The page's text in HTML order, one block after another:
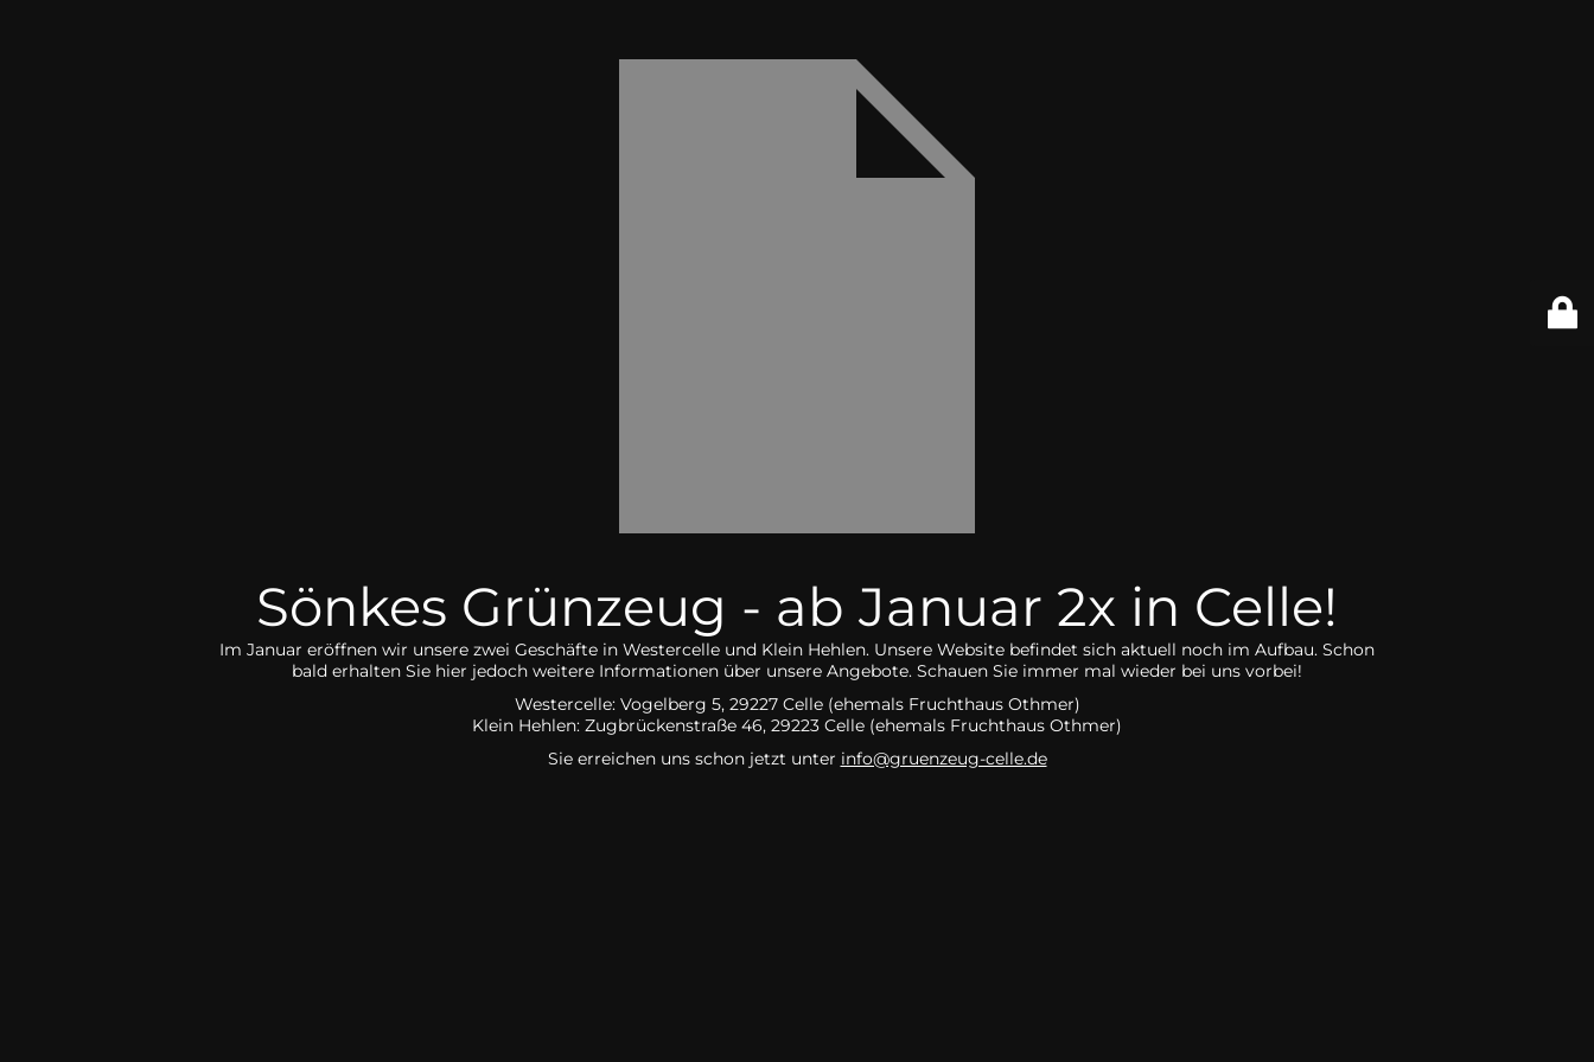
Sönkes Grünzeug - ab Januar 2x in Celle!
Im Januar eröffnen wir unsere zwei Geschäfte in Westercelle und Klein Hehlen. Unsere Website befindet sich aktuell noch im Aufbau. Schon
bald erhalten Sie hier jedoch weitere Informationen über unsere Angebote. Schauen Sie immer mal wieder bei uns vorbei!
Westercelle: Vogelberg 5, 29227 Celle (ehemals Fruchthaus Othmer)
Klein Hehlen: Zugbrückenstraße 46, 29223 Celle (ehemals Fruchthaus Othmer)
Sie erreichen uns schon jetzt unter info@gruenzeug-celle.de